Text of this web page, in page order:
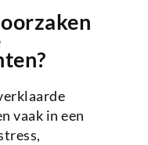
vaak in een